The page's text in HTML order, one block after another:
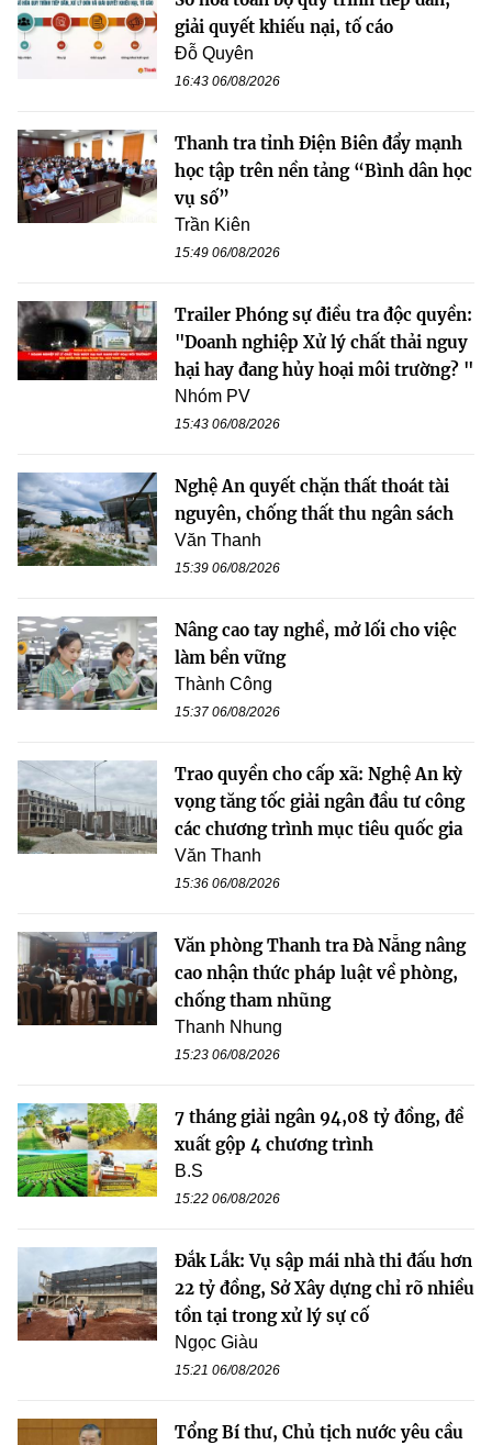
giải quyết khiếu nại, tố cáo
Đỗ Quyên
16:43 06/08/2026
Thanh tra tỉnh Điện Biên đẩy mạnh
học tập trên nền tảng “Bình dân học
vụ số”
Trần Kiên
15:49 06/08/2026
Trailer Phóng sự điều tra độc quyền:
"Doanh nghiệp Xử lý chất thải nguy
hại hay đang hủy hoại môi trường? "
Nhóm PV
15:43 06/08/2026
Nghệ An quyết chặn thất thoát tài
nguyên, chống thất thu ngân sách
Văn Thanh
15:39 06/08/2026
Nâng cao tay nghề, mở lối cho việc
làm bền vững
Thành Công
15:37 06/08/2026
Trao quyền cho cấp xã: Nghệ An kỳ
vọng tăng tốc giải ngân đầu tư công
các chương trình mục tiêu quốc gia
Văn Thanh
15:36 06/08/2026
Văn phòng Thanh tra Đà Nẵng nâng
cao nhận thức pháp luật về phòng,
chống tham nhũng
Thanh Nhung
15:23 06/08/2026
7 tháng giải ngân 94,08 tỷ đồng, đề
xuất gộp 4 chương trình
B.S
15:22 06/08/2026
Đắk Lắk: Vụ sập mái nhà thi đấu hơn
22 tỷ đồng, Sở Xây dựng chỉ rõ nhiều
tồn tại trong xử lý sự cố
Ngọc Giàu
15:21 06/08/2026
Tổng Bí thư, Chủ tịch nước yêu cầu